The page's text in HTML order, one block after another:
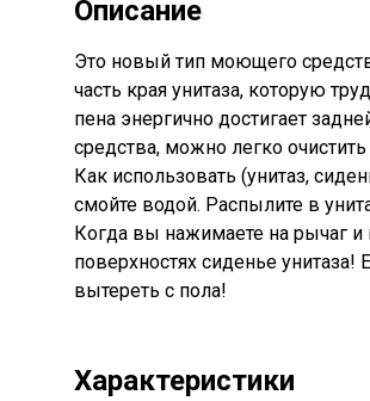
Описание
Это новый тип моющего
часть края унитаза, которую
пена энергично достигает
средства, можно легко очистить
Как использовать (унитаз,
смойте водой. Распылите в
Когда вы нажимаете на рычаг и
поверхностях сиденье унитаза!
вытереть с пола!
Характеристики